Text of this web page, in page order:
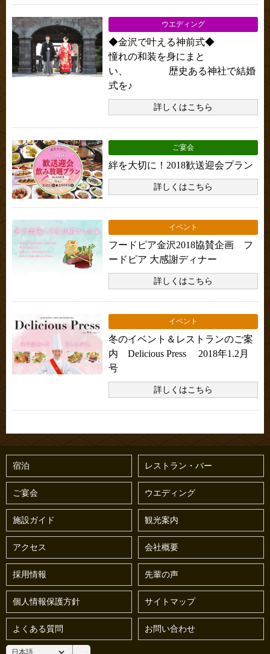
ウエディング
◆金沢で叶える神前式◆
憧れの和装を身にまと
い、 歴史ある神社で結婚
式を♪
詳しくはこちら
ご宴会
絆を大切に！2018歓送迎会プラン
詳しくはこちら
イベント
フードピア金沢2018協賛企画 フ
ードピア 大感謝ディナー
詳しくはこちら
イベント
冬のイベント＆レストランのご案
内 Delicious Press 2018年1.2月
号
詳しくはこちら
宿泊 レストラン・バー
ご宴会 ウエディング
施設ガイド 観光案内
アクセス 会社概要
採用情報 先輩の声
個人情報保護方針 サイトマップ
よくある質問 お問い合わせ